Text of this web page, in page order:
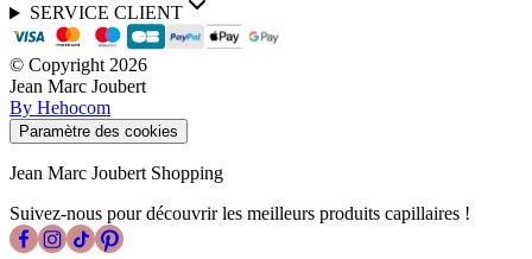
SERVICE CLIENT
© Copyright 2026
Jean Marc Joubert
By Hehocom
Paramètre des cookies
Jean Marc Joubert Shopping
Suivez-nous pour découvrir les meilleurs produits capillaires !